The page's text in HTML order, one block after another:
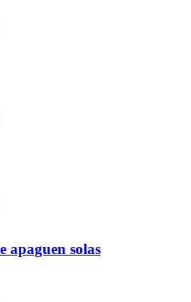
apaguen solas